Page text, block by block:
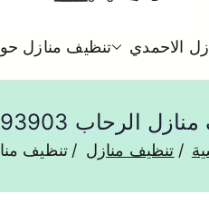
الاحمدي تنظيف منازل
50993903 تنظيف شقق وفلل وعفش الرحاب
تنظيف منازل تنظيف منازل الرحاب